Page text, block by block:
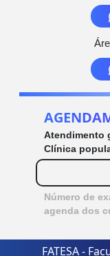
Atendimento
Clínica
Número de
agenda dos
FATESA -